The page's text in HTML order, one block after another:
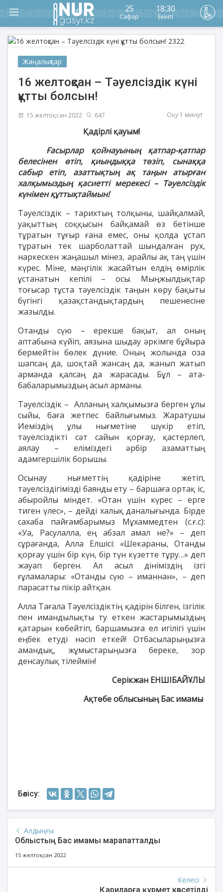
25
Сафар
18:30
Екінті
Жаңалықтар
16 желтоқсан – Тәуелсіздік күні
құтты болсын!
15 желтоқсан 2022 647 Оқу 1 минут
Қадірлі қауым!
Ғасырлар қойнауының қатпар-қатпар
белесінен өтіп, қиындыққа төзіп, сынаққа
сабыр етіп, азаттықтың ақ таңын атырған
халқымыздың қасиетті мерекесі – Тәуелсіздік
күнімен құттықтаймын!
Тәуелсіздік – тарихтың толқыны, шайқалмай,
уақыттың соққысын байқамай өз бетінше
тұратын тұғыр ғана емес, оны қолда ұстап
тұратын тек шарболаттай шындалған рух,
наркескен жаңашыл мінез, арайлы ақ таң үшін
күрес. Міне, мәңгілік жасайтын елдің өмірлік
ұстанатын кепілі – осы. Мыңжылдықтар
тоғысар тұста тәуелсіздік таңын көру бақыты
бүгінгі қазақстандықтардың пешенесіне
жазылды.
Отанды сүю – ерекше бақыт, ал оның
аптабына күйіп, аязына шыдау әркімге бұйыра
бермейтін бөлек дүние. Оның жолында оза
шапсаң да, шоқтай жансаң да, жанып жатып
арманда қалсаң да жарасады. Бұл – ата-
бабаларымыздың асыл арманы.
Тәуелсіздік – Алланың халқымызға берген ұлы
сыйы, баға жетпес байлығымыз. Жаратушы
Иеміздің ұлы нығметіне шүкір етіп,
тәуелсіздікті сәт сайын қорғау, қастерлеп,
аялау – еліміздегі әрбір азаматтың
адамгершілік борышы.
Осынау нығметтің қадіріне жетіп,
тәуелсіздігімізді баянды ету – баршаға ортақ іс,
абыройлы міндет. «Отан үшін күрес – ерге
тиген үлес», – дейді халық даналығында. Бірде
сахаба пайғамбарымыз Мұхаммедтен (с.ғ.с):
«Уа, Расулалла, ең абзал амал не?» – деп
сұрағанда, Алла Елшісі: «Шекараны, Отанды
қорғау үшін бір күн, бір түн күзетте тұру…» деп
жауап берген. Ал асыл дініміздің ізгі
ғұламалары: «Отанды сүю – иманнан», – деп
парасатты пікір айтқан.
Алла Тағала Тәуелсіздіктің қадірін білген, ізгілік
пен имандылықты ту еткен жастарымыздың
қатарын көбейтіп, баршамызға ел игілігі үшін
еңбек етуді нәсіп еткей! Отбасыларыңызға
амандық, жұмыстарыңызға береке, зор
денсаулық тілеймін!
Серікжан ЕНШІБАЙҰЛЫ
Ақтөбе облысының Бас имамы
Бөлісу:
Алдыңғы
Облыстың Бас имамы марапатталды
15 желтоқсан 2022
Келесі
Қариларға құрмет көрсетілді